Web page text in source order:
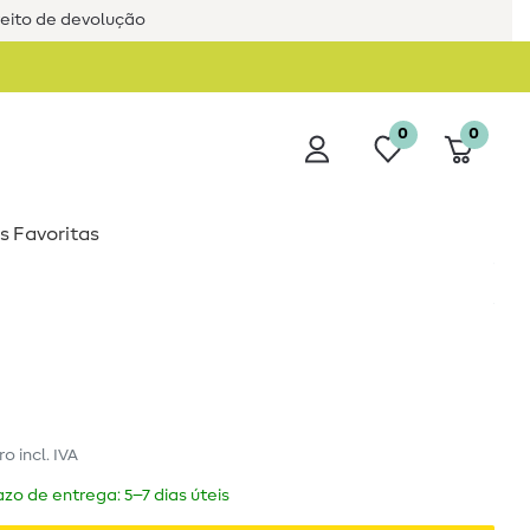
de devolução
0 0
Favoritas
incl. IVA
de entrega: 5–7 dias úteis